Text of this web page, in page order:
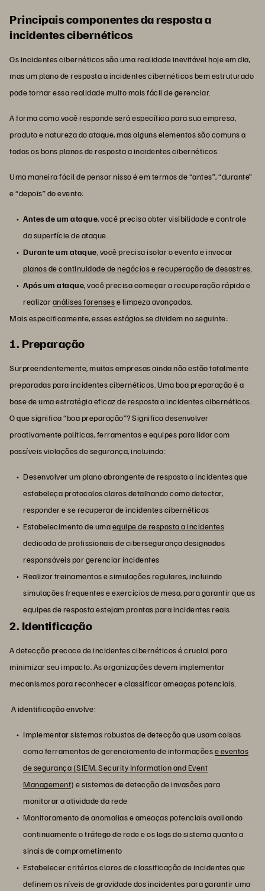
Principais componentes da resposta a
incidentes cibernéticos
Os incidentes cibernéticos são uma realidade inevitável hoje em dia,
mas um plano de resposta a incidentes cibernéticos bem estruturado
pode tornar essa realidade muito mais fácil de gerenciar.
A forma como você responde será específica para sua empresa,
produto e natureza do ataque, mas alguns elementos são comuns a
todos os bons planos de resposta a incidentes cibernéticos.
Uma maneira fácil de pensar nisso é em termos de “antes”, “durante”
e “depois” do evento:
Antes de um ataque, você precisa obter visibilidade e controle
da superfície de ataque.
Durante um ataque, você precisa isolar o evento e invocar
planos de continuidade de negócios e recuperação de desastres.
Após um ataque, você precisa começar a recuperação rápida e
realizaranálises forensese limpeza avançadas.
Mais especificamente, esses estágios se dividem no seguinte:
1. Preparação
Surpreendentemente, muitas empresas ainda não estão totalmente
preparadas para incidentes cibernéticos. Uma boa preparação é a
base de uma estratégia eficaz de resposta a incidentes cibernéticos.
O que significa “boa preparação”? Significa desenvolver
proativamente políticas, ferramentas e equipes para lidar com
possíveis violações de segurança, incluindo:
Desenvolver um plano abrangente de resposta a incidentes que
estabeleça protocolos claros detalhando como detectar,
responder e se recuperar de incidentes cibernéticos
Estabelecimento de umaequipe de resposta a incidentes
dedicada de profissionais de cibersegurança designados
responsáveis por gerenciar incidentes
Realizar treinamentos e simulações regulares, incluindo
simulações frequentes e exercícios de mesa, para garantir que as
equipes de resposta estejam prontas para incidentes reais
2. Identificação
A detecção precoce de incidentes cibernéticos é crucial para
minimizar seu impacto. As organizações devem implementar
mecanismos para reconhecer e classificar ameaças potenciais.
A identificação envolve:
Implementar sistemas robustos de detecção que usam coisas
como ferramentas de gerenciamento de informaçõese eventos
de segurança (SIEM, Security Information and Event
Management) e sistemas de detecção de invasões para
monitorar a atividade da rede
Monitoramento de anomalias e ameaças potenciais avaliando
continuamente o tráfego de rede e os logs do sistema quanto a
sinais de comprometimento
Estabelecer critérios claros de classificação de incidentes que
definem os níveis de gravidade dos incidentes para garantir uma